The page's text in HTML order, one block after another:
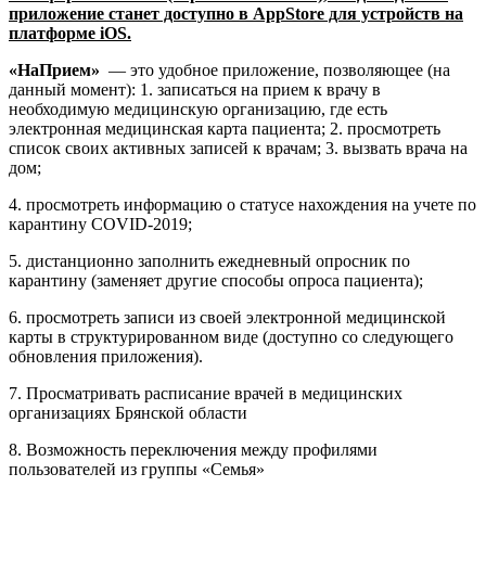
приложение станет доступно в AppStore для устройств на
платформе iOS.
«НаПрием» — это удобное приложение, позволяющее (на
данный момент): 1. записаться на прием к врачу в
необходимую медицинскую организацию, где есть
электронная медицинская карта пациента; 2. просмотреть
список своих активных записей к врачам; 3. вызвать врача на
дом;
4. просмотреть информацию о статусе нахождения на учете по
карантину COVID-2019;
5. дистанционно заполнить ежедневный опросник по
карантину (заменяет другие способы опроса пациента);
6. просмотреть записи из своей электронной медицинской
карты в структурированном виде (доступно со следующего
обновления приложения).
7. Просматривать расписание врачей в медицинских
организациях Брянской области
8. Возможность переключения между профилями
пользователей из группы «Семья»